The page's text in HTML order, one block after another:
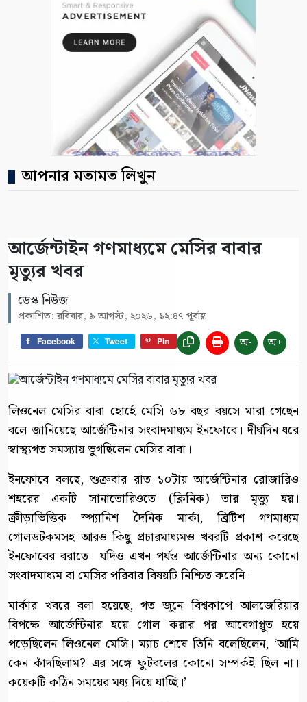
আপনার মতামত লিখুন
আর্জেন্টাইন গণমাধ্যমে মেসির বাবার
মৃত্যুর খবর
ডেস্ক নিউজ
প্রকাশিত: রবিবার, ৯ আগস্ট, ২০২৬, ১২:৪৭ পূর্বাহ্ণ
Facebook Tweet Pin অ- অ+
লিওনেল মেসির বাবা হোর্হে মেসি ৬৮ বছর বয়সে মারা গেছেন
বলে জানিয়েছে আর্জেন্টিনার সংবাদমাধ্যম ইনফোবে। দীর্ঘদিন ধরে
স্বাস্থ্যগত সমস্যায় ভুগছিলেন মেসির বাবা।
ইনফোবে বলছে, শুক্রবার রাত ১০টায় আর্জেন্টিনার রোজারিও
শহরের একটি সানাতোরিওতে (ক্লিনিক) তার মৃত্যু হয়।
ক্রীড়াভিত্তিক স্প্যানিশ দৈনিক মার্কা, ব্রিটিশ গণমাধ্যম
গোলডটকমসহ আরও কিছু প্রচারমাধ্যমও খবরটি প্রকাশ করেছে
ইনফোবের বরাতে। যদিও এখন পর্যন্ত আর্জেন্টিনার অন্য কোনো
সংবাদমাধ্যম বা মেসির পরিবার বিষয়টি নিশ্চিত করেনি।
মার্কার খবরে বলা হয়েছে, গত জুনে বিশ্বকাপে আলজেরিয়ার
বিপক্ষে আর্জেন্টিনার হয়ে গোল করার পর আবেগাপ্লুত হয়ে
পড়েছিলেন লিওনেল মেসি। ম্যাচ শেষে তিনি বলেছিলেন, ‘আমি
কেন কাঁদছিলাম? এর সঙ্গে ফুটবলের কোনো সম্পর্কই ছিল না।
কয়েকটি কঠিন সময়ের মধ্য দিয়ে যাচ্ছি।’